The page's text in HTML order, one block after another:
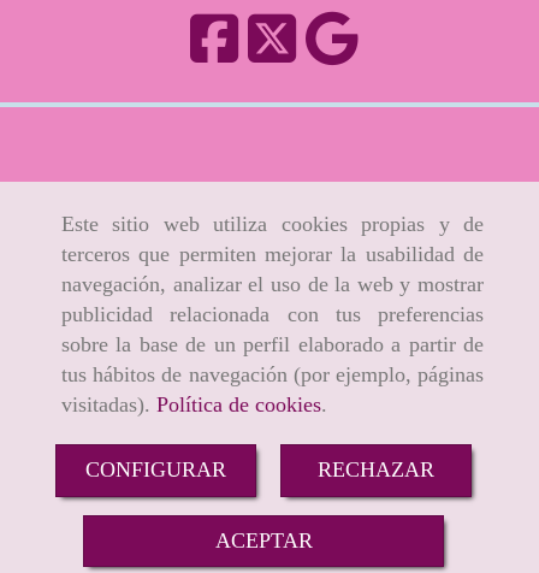
Este sitio web utiliza cookies propias y de
terceros que permiten mejorar la usabilidad de
navegación, analizar el uso de la web y mostrar
publicidad relacionada con tus preferencias
sobre la base de un perfil elaborado a partir de
tus hábitos de navegación (por ejemplo, páginas
visitadas). Política de cookies.
CONFIGURAR RECHAZAR
ACEPTAR